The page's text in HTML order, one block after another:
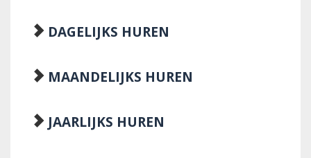
DAGELIJKS HUREN
MAANDELIJKS HUREN
JAARLIJKS HUREN